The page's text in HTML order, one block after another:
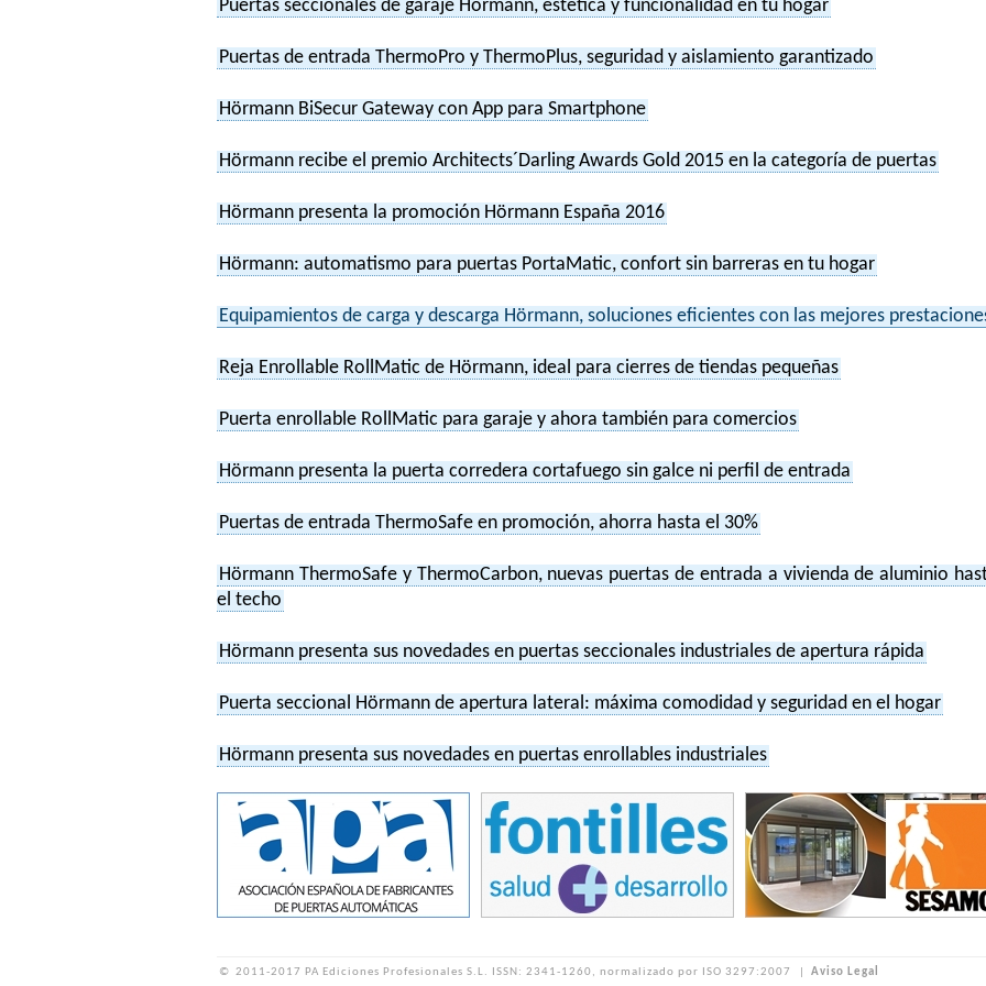
Puertas seccionales de garaje Hörmann, estética y funcionalidad en tu hogar
Puertas de entrada ThermoPro y ThermoPlus, seguridad y aislamiento garantizado
Hörmann BiSecur Gateway con App para Smartphone
Hörmann recibe el premio Architects´Darling Awards Gold 2015 en la categoría de puertas
Hörmann presenta la promoción Hörmann España 2016
Hörmann: automatismo para puertas PortaMatic, confort sin barreras en tu hogar
Equipamientos de carga y descarga Hörmann, soluciones eficientes con las mejores
Reja Enrollable RollMatic de Hörmann, ideal para cierres de tiendas pequeñas
Puerta enrollable RollMatic para garaje y ahora también para comercios
Hörmann presenta la puerta corredera cortafuego sin galce ni perfil de entrada
Puertas de entrada ThermoSafe en promoción, ahorra hasta el 30%
Hörmann ThermoSafe y ThermoCarbon, nuevas puertas de entrada a vivienda de aluminio
el techo
Hörmann presenta sus novedades en puertas seccionales industriales de apertura rápida
Puerta seccional Hörmann de apertura lateral: máxima comodidad y seguridad en el hogar
Hörmann presenta sus novedades en puertas enrollables industriales
© 2011-2017 PA Ediciones Profesionales S.L. ISSN: 2341-1260, normalizado por ISO 3297:2007 Aviso Legal